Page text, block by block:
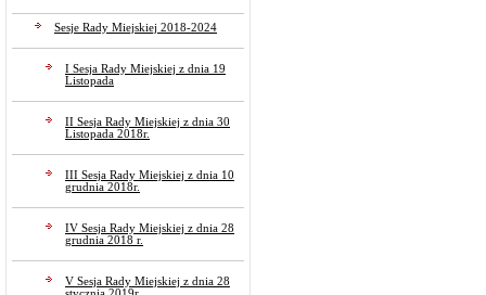
Sesje Rady Miejskiej 2018-2024
I Sesja Rady Miejskiej z dnia 19
Listopada
II Sesja Rady Miejskiej z dnia 30
Listopada 2018r.
III Sesja Rady Miejskiej z dnia 10
grudnia 2018r.
IV Sesja Rady Miejskiej z dnia 28
grudnia 2018 r.
V Sesja Rady Miejskiej z dnia 28